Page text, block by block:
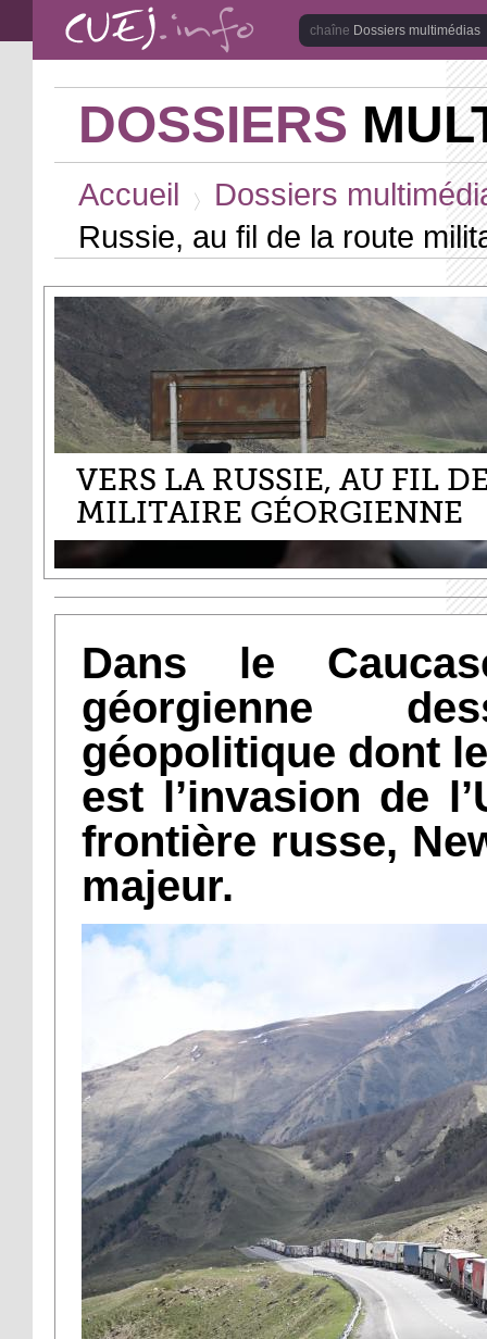
Aller au contenu principal
Dossiers multimédias
DOSSIERS
Accueil
Dossiers
Russie, au fil de la route
VERS LA RUSSIE, AU FIL
MILITAIRE GÉORGIENNE
Dans le
géorgienne
géopolitique dont
est l’invasion de
frontière russe,
majeur.